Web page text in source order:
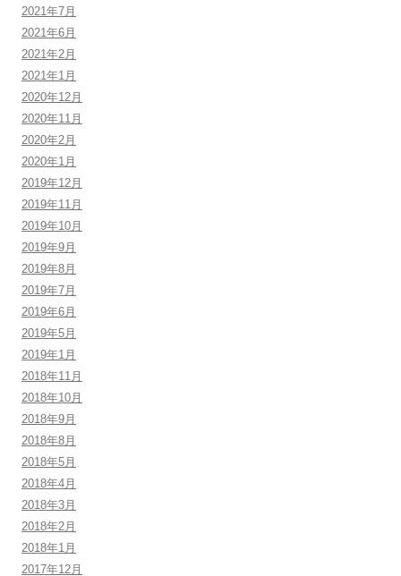
2021年7月
2021年6月
2021年2月
2021年1月
2020年12月
2020年11月
2020年2月
2020年1月
2019年12月
2019年11月
2019年10月
2019年9月
2019年8月
2019年7月
2019年6月
2019年5月
2019年1月
2018年11月
2018年10月
2018年9月
2018年8月
2018年5月
2018年4月
2018年3月
2018年2月
2018年1月
2017年12月